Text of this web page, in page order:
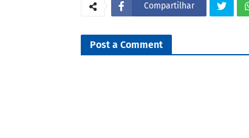
Compartilhar
Post a Comment